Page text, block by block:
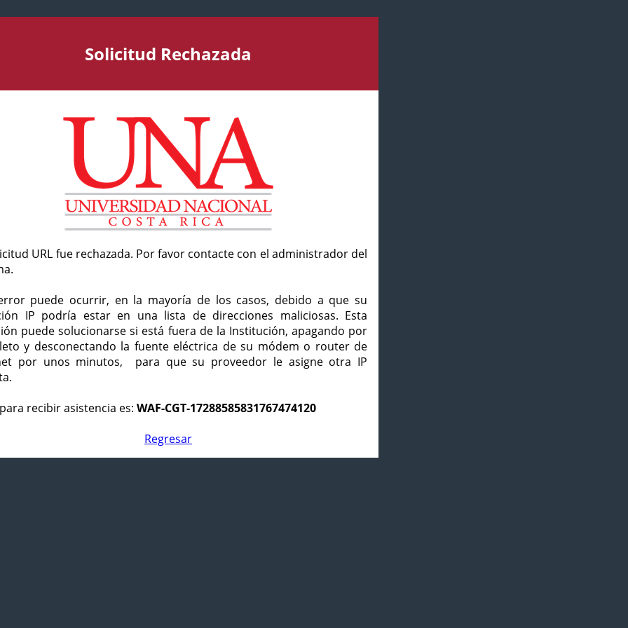
Solicitud Rechazada
URL fue rechazada. Por favor contacte con el administrador del
puede ocurrir, en la mayoría de los casos, debido a que su
IP podría estar en una lista de direcciones maliciosas. Esta
puede solucionarse si está fuera de la Institución, apagando por
y desconectando la fuente eléctrica de su módem o router de
por unos minutos, para que su proveedor le asigne otra IP
recibir asistencia es: WAF-CGT-17288585831767474120
Regresar